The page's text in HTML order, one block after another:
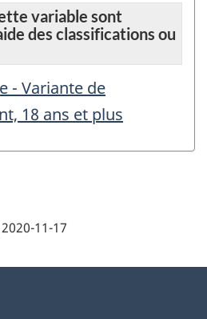
variable sont
des classifications ou
- Variante de
18 ans et plus
2020-11-17